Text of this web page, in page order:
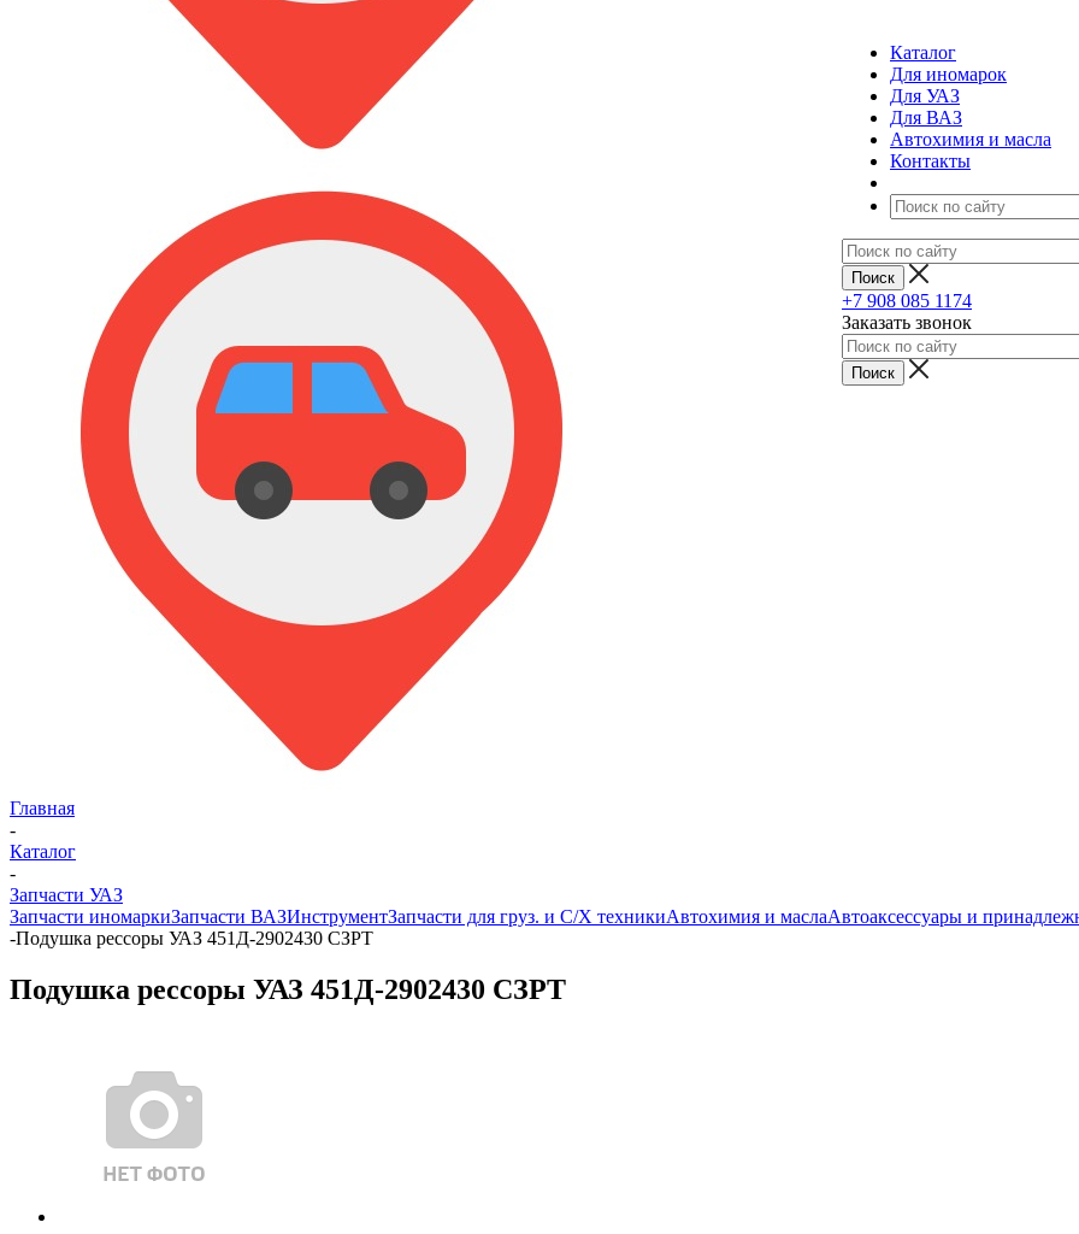
Каталог
Для иномарок
Для УАЗ
Для ВАЗ
Автохимия и масла
Контакты
+7 908 085 1174
Заказать звонок
Главная
-
Каталог
-
Запчасти УАЗ
Запчасти иномаркиЗапчасти ВАЗИнструментЗапчасти для груз. и С/Х техникиАвтохимия и маслаАвтоаксессуары и
-Подушка рессоры УАЗ 451Д-2902430 СЗРТ
Подушка рессоры УАЗ 451Д-2902430 СЗРТ